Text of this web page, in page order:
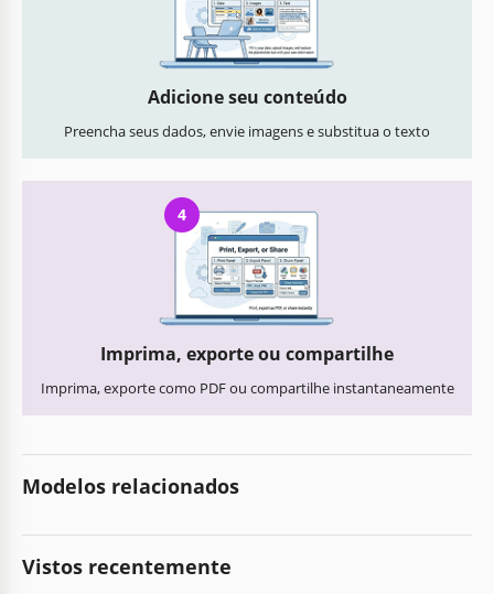
Adicione seu conteúdo
Preencha seus dados, envie imagens e substitua o texto
4
Imprima, exporte ou compartilhe
Imprima, exporte como PDF ou compartilhe instantaneamente
Modelos relacionados
Vistos recentemente